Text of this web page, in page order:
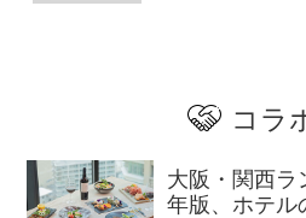
コラ
大阪・関西
年版、ホテ